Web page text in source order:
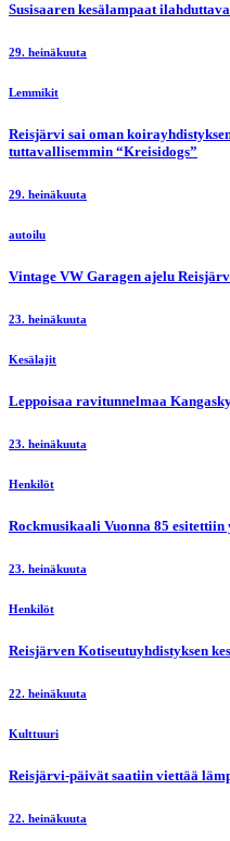
Susisaaren kesälampaat
29. heinäkuuta
Lemmikit
Reisjärvi sai oman
tuttavallisemmin “Kreisidogs”
29. heinäkuuta
autoilu
Vintage VW Garagen ajelu
23. heinäkuuta
Kesälajit
Leppoisaa ravitunnelmaa
23. heinäkuuta
Henkilöt
Rockmusikaali Vuonna 85 esitettiin
23. heinäkuuta
Henkilöt
Reisjärven Kotiseutuyhdistyksen
22. heinäkuuta
Kulttuuri
Reisjärvi-päivät saatiin viettää
22. heinäkuuta